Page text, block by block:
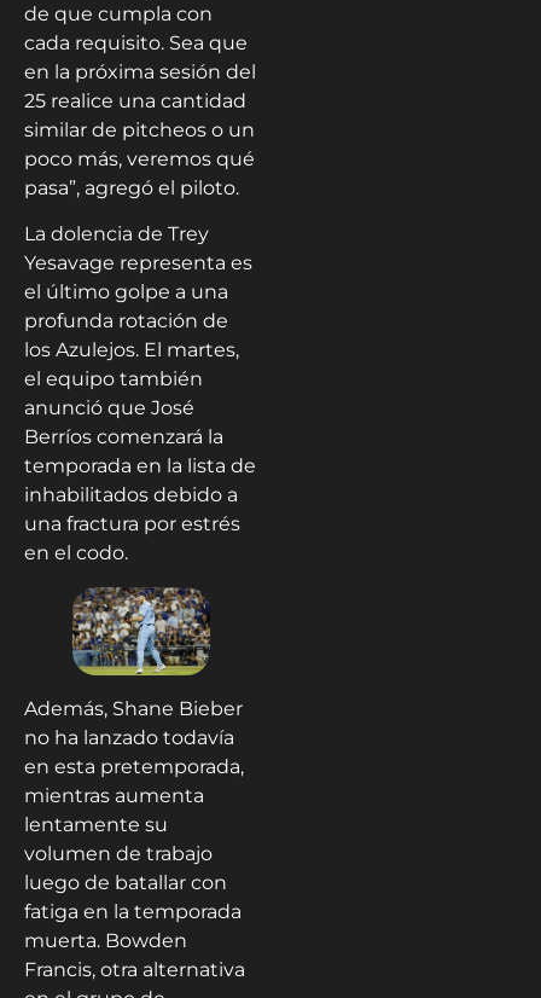
de que cumpla con
cada requisito. Sea que
en la próxima sesión del
25 realice una cantidad
similar de pitcheos o un
poco más, veremos qué
pasa”, agregó el piloto.
La dolencia de Trey
Yesavage representa es
el último golpe a una
profunda rotación de
los Azulejos. El martes,
el equipo también
anunció que José
Berríos comenzará la
temporada en la lista de
inhabilitados debido a
una fractura por estrés
en el codo.
Además, Shane Bieber
no ha lanzado todavía
en esta pretemporada,
mientras aumenta
lentamente su
volumen de trabajo
luego de batallar con
fatiga en la temporada
muerta. Bowden
Francis, otra alternativa